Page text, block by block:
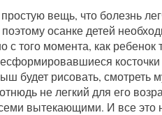
вещь, что болезнь
осанке детей
с того момента, как ребенок
косточки
будет рисовать, смотреть
не легкий для его
вытекающими. И все это